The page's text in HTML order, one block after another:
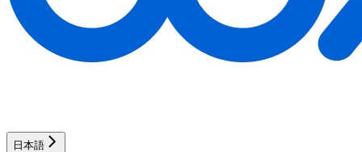
日本語